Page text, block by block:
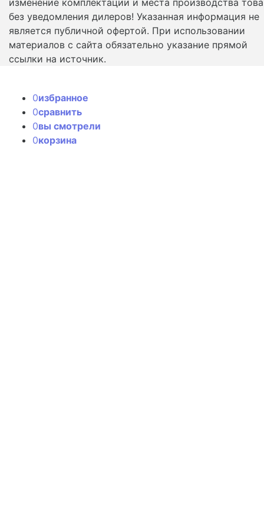
без уведомления дилеров! Указанная информация не
является публичной офертой. При использовании
материалов с сайта обязательно указание прямой
ссылки на источник.
0избранное
0сравнить
0вы смотрели
0корзина